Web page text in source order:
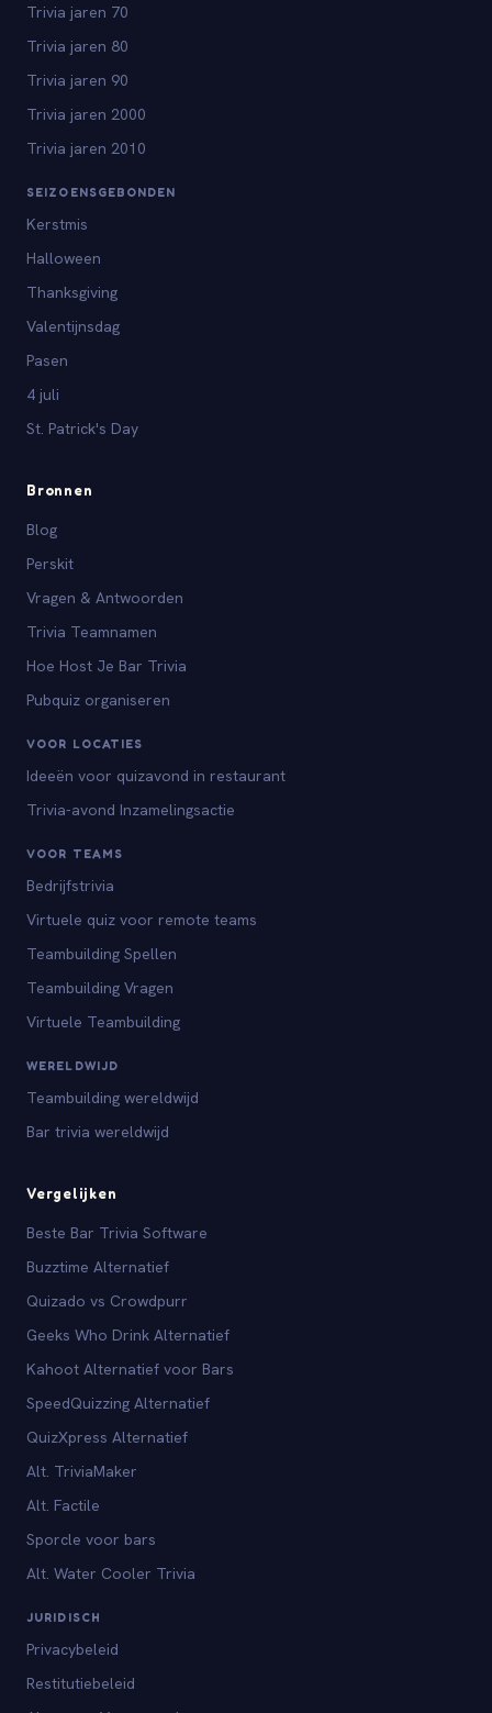
Trivia jaren 70
Trivia jaren 80
Trivia jaren 90
Trivia jaren 2000
Trivia jaren 2010
SEIZOENSGEBONDEN
Kerstmis
Halloween
Thanksgiving
Valentijnsdag
Pasen
4 juli
St. Patrick's Day
Bronnen
Blog
Perskit
Vragen & Antwoorden
Trivia Teamnamen
Hoe Host Je Bar Trivia
Pubquiz organiseren
VOOR LOCATIES
Ideeën voor quizavond in restaurant
Trivia-avond Inzamelingsactie
VOOR TEAMS
Bedrijfstrivia
Virtuele quiz voor remote teams
Teambuilding Spellen
Teambuilding Vragen
Virtuele Teambuilding
WERELDWIJD
Teambuilding wereldwijd
Bar trivia wereldwijd
Vergelijken
Beste Bar Trivia Software
Buzztime Alternatief
Quizado vs Crowdpurr
Geeks Who Drink Alternatief
Kahoot Alternatief voor Bars
SpeedQuizzing Alternatief
QuizXpress Alternatief
Alt. TriviaMaker
Alt. Factile
Sporcle voor bars
Alt. Water Cooler Trivia
JURIDISCH
Privacybeleid
Restitutiebeleid